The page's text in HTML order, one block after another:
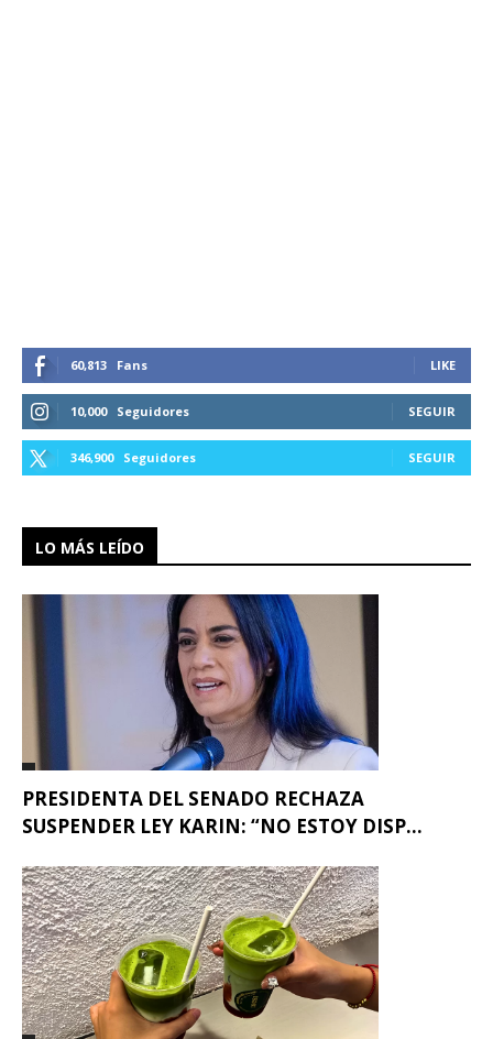
60,813 Fans LIKE
10,000 Seguidores SEGUIR
346,900 Seguidores SEGUIR
LO MÁS LEÍDO
PRESIDENTA DEL SENADO RECHAZA
SUSPENDER LEY KARIN: “NO ESTOY DISP...